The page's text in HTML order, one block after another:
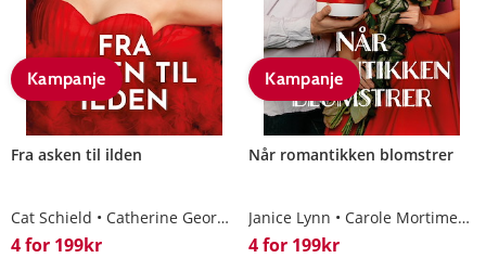
Kampanje
Fra asken til ilden
Cat Schield Catherine George Maisey Yates Jessica Lemmon
4 for 199kr
Kampanje
Når romantikken blomstrer
Janice Lynn Carole Mortimer
4 for 199kr